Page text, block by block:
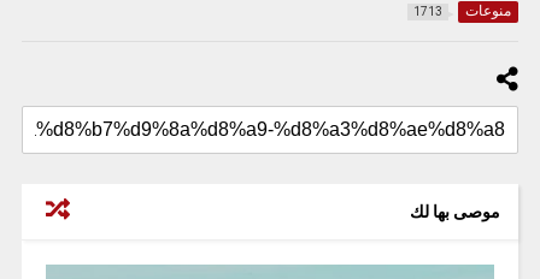
منوعات 1713
موصى بها لك